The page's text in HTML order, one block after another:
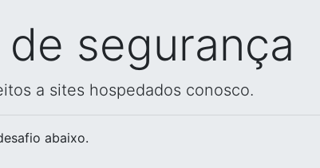
segurança
a sites hospedados conosco.
abaixo.